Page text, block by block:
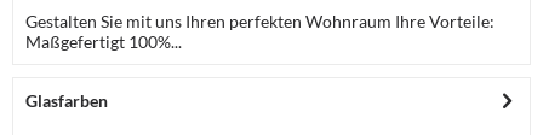
Gestalten Sie mit uns Ihren perfekten Wohnraum Ihre Vorteile:
Maßgefertigt 100%...
Glasfarben